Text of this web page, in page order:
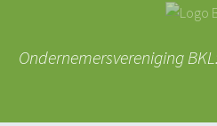
Ondernemersvereniging